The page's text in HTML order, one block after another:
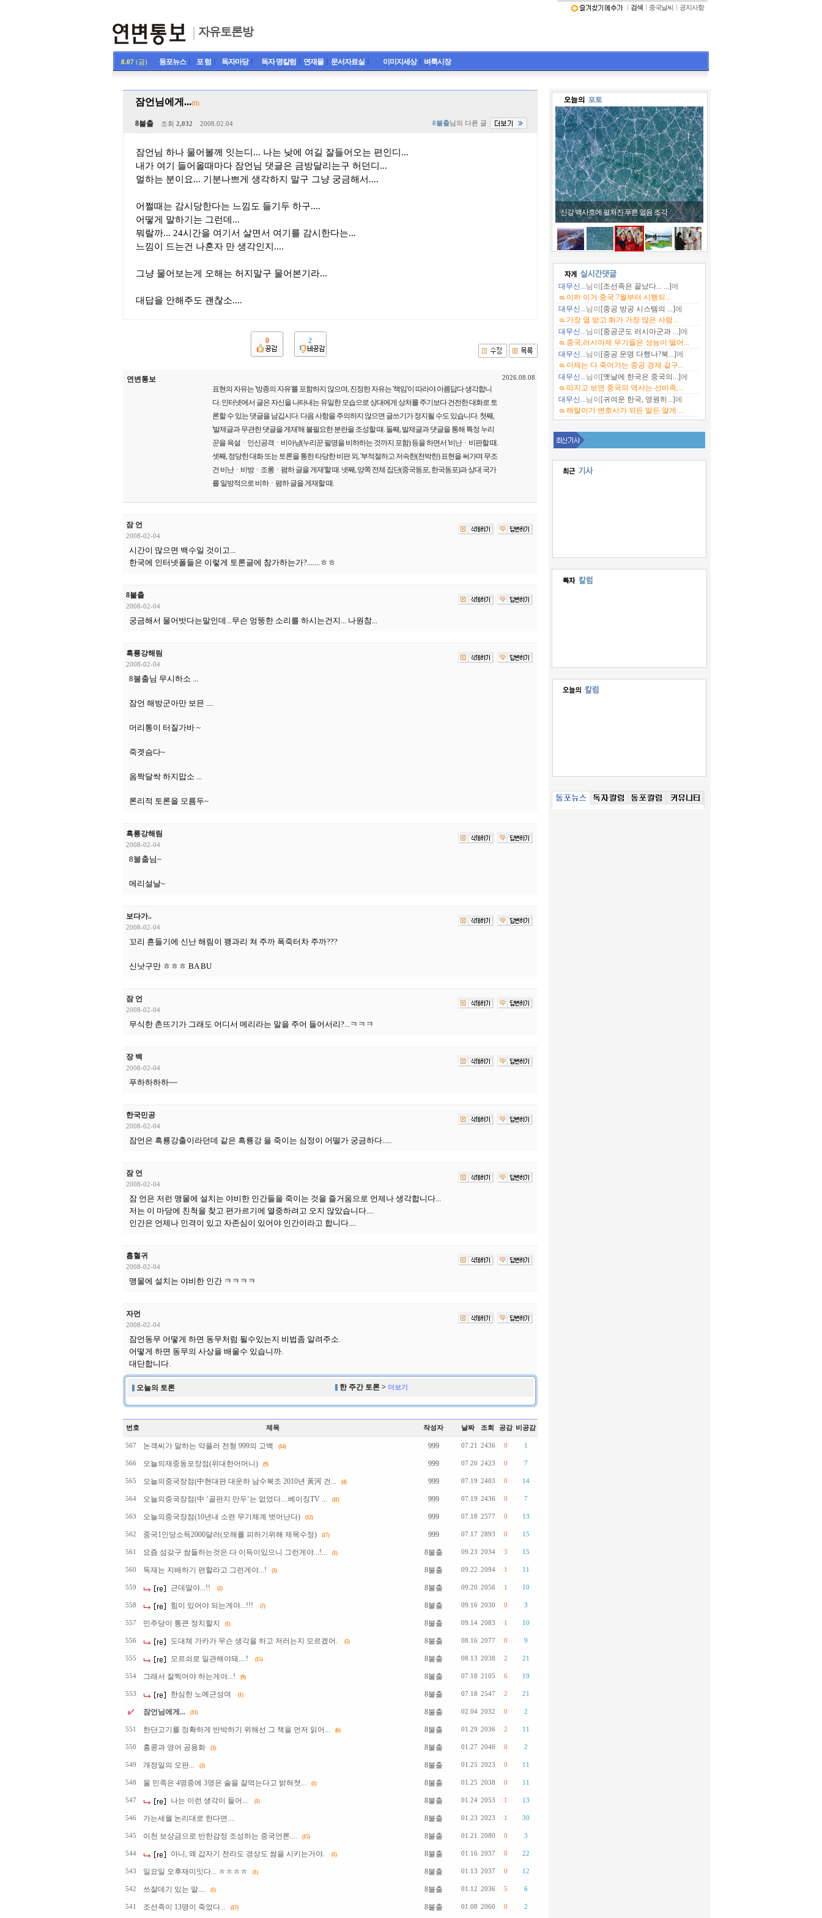
자유토론방
검색 중국날씨 공지사항
8.07 (금) 동포뉴스ㅣ 포 럼 독자마당ㅣ 독자 명칼럼 연재물ㅣ 문서자료실 이미지세상ㅣ 벼룩시장
잠언님에게...(11)
8불출 조회 2,032 2008.02.04 8불출님의 다른 글
잠언님 하나 물어볼께 잇는디... 나는 낮에 여길 잘들어오는 편인디...
내가 여기 들어올때마다 잠언님 댓글은 금방달리는구 허던디...
멀하는 분이요... 기분나쁘게 생각하지 말구 그냥 궁금해서....
어쩔때는 감시당한다는 느낌도 들기두 하구....
어떻게 말하기는 그런데...
뭐랄까... 24시간을 여기서 살면서 여기를 감시한다는...
느낌이 드는건 나혼자 만 생각인지....
그냥 물어보는게 오해는 허지말구 물어본기라...
대답을 안해주도 괜찮소....
0 2
연변통보
표현의 자유는 '방종의 자유'를 포함하지 않으며, 진정한 자유는 '책임'이 따라야 아름답다 생각합니
다. 인터넷에서 글은 자신을 나타내는 유일한 모습으로 상대에게 상처를 주기보다 건전한 대화로 토
론할 수 있는 댓글을 남깁시다. 다음 사항을 주의하지 않으면 글쓰기가 정지될 수도 있습니다. 첫째,
'발제글과 무관한 댓글을 게재'해 불필요한 분란을 조성할 때. 둘째, 발제글과 댓글을 통해 특정 누리
꾼을 욕설ㆍ인신공격ㆍ비아냥(누리꾼 필명을 비하하는 것까지 포함) 등을 하면서 '비난ㆍ비판할 때.
셋째, 정당한 대화 또는 토론을 통한 타당한 비판 외, '부적절하고 저속한(천박한) 표현을 써가며 무조
건 비난ㆍ비방ㆍ조롱ㆍ폄하 글을 게재'할 때. 넷째, 양쪽 전체 집단(중국동포, 한국동포)과 상대 국가
를 일방적으로 비하ㆍ폄하 글을 게재할 때.
2026.08.08
잠 언
2008-02-04
시간이 많으면 백수일 것이고...
한국에 인터넷폴들은 이렇게 토론글에 참가하는가?.......ㅎㅎ
8불출
2008-02-04
궁금해서 물어밧다는말인데...무슨 엉뚱한 소리를 하시는건지... 나원참...
흑룡강해림
2008-02-04
8불출님 무시하소 ...
잠언 해방군아만 보믄 ....
머리통이 터질가바 ~
죽겟슴다~
옴짝달싹 하지맙소 ...
론리적 토론을 모름두~
흑룡강해림
2008-02-04
8불출님~
메리설날~
보다가..
2008-02-04
꼬리 흔들기에 신난 해림이 꽹과리 쳐 주까 폭죽터차 주까???
신낫구만 ㅎㅎㅎ BA BU
잠 언
2008-02-04
무식한 촌뜨기가 그래도 어디서 메리라는 말을 주어 들어서리?...ㅋㅋㅋ
장 백
2008-02-04
푸하하하하~~
한국민공
2008-02-04
잠언은 흑룡강출이라던데 같은 흑룡강 을 죽이는 심정이 어떨가 궁금하다.....
잠 언
2008-02-04
잠 언은 저런 맹물에 설치는 야비한 인간들을 죽이는 것을 즐거움으로 언제나 생각합니다...
저는 이 마당에 친척을 찾고 편가르기에 열중하려고 오지 않았습니다....
인간은 언제나 인격이 있고 자존심이 있어야 인간이라고 합니다....
흡혈귀
2008-02-04
맹물에 설치는 야비한 인간 ㅋㅋㅋㅋ
자먼
2008-02-04
잠언동무 어떻게 하면 동무처럼 될수있는지 비법좀 알려주소.
어떻게 하면 동무의 사상을 배울수 있습니까.
대단합니다.
오늘의 토론 한 주간 토론 > 더보기
번호 제목 작성자 날짜 조회 공감 비공감
567 논객씨가 말하는 악플러 전형 999의 고백 (14) 999 07.21 2436 0 1
566 오늘의재중동포장점(위대한어머니) (9) 999 07.20 2423 0 7
565 오늘의중국장점(中현대판 대운하 남수북조 2010년 黃河 건... (4) 999 07.19 2403 0 14
564 오늘의중국장점(中 ‘골판지 만두’는 없었다…베이징TV ... (11) 999 07.19 2436 0 7
563 오늘의중국장점(10년내 소련 무기체계 벗어난다) (12) 999 07.18 2577 0 13
562 중국1인당소득2000달러(오해를 피하기위해 제목수정) (17) 999 07.17 2893 0 15
561 요즘 섬갖구 쌈들하는것은 다 이득이있으니 그런게야...!... (1) 8불출 09.23 2034 3 15
560 독재는 지배하기 편할라고 그런게야...! (3) 8불출 09.22 2094 1 11
559 근데말야...!! (2) 8불출 09.20 2056 1 10
558 힘이 있어야 되는게야...!!! (7) 8불출 09.16 2030 0 3
557 민주당이 통큰 정치할지 (1) 8불출 09.14 2083 1 10
556 도대체 가카가 무슨 생각을 하고 저러는지 모르겠어. (5) 8불출 08.16 2077 0 9
555 모르쇠로 일관해야돼....! (15) 8불출 08.13 2038 2 21
554 그래서 잘찍어야 하는게야...! (9) 8불출 07.18 2105 6 19
553 한심한 노예근성여 (1) 8불출 07.18 2547 2 21
잠언님에게... (11) 8불출 02.04 2032 0 2
551 한단고기를 정확하게 반박하기 위해선 그 책을 먼저 읽어... (6) 8불출 01.29 2036 2 11
550 홍콩과 영어 공용화 (3) 8불출 01.27 2046 0 2
549 개정일의 오판... (3) 8불출 01.25 2023 0 11
548 울 민족은 4명중에 3명은 술을 잘먹는다고 밝혀졋... (1) 8불출 01.25 2038 0 11
547 나는 이런 생각이 들어... (1) 8불출 01.24 2053 1 13
546 가는세월 논리대로 한다면.... 8불출 01.23 2023 1 30
545 이천 보상금으로 반한감정 조성하는 중국언론.... (15) 8불출 01.21 2080 0 3
544 아니, 왜 갑자기 전라도 경상도 쌈을 시키는거야. (1) 8불출 01.16 2037 0 22
543 일요일 오후재미잇다... ㅎㅎㅎㅎ (1) 8불출 01.13 2037 0 12
542 쓰잘데기 있는 말.... (1) 8불출 01.12 2036 5 6
541 조선족이 13명이 죽었다... (17) 8불출 01.08 2060 0 2
어린이들 호랑이 모자 쓰고 '활짝'
대무신...님이 [조선족은 끝났다... ...]에
이하 이거 중국 7월부터 시행되...
대무신...님이 [중공 방공 시스템의 ...]에
가장 열 받고 화가 가장 많은 사람...
대무신...님이 [중공군도 러시아군과 ...]에
중국,러시아제 무기들은 성능이 떨어...
대무신...님이 [중공 운명 다했나?북...]에
이제는 다 죽어가는 중공 경제 같구...
대무신...님이 [옛날에 한국은 중국의...]에
따지고 보면 중국의 역사는 선비족,...
대무신...님이 [귀여운 한국, 영원히...]에
해탈이가 변호사가 되든 말든 알게 ...